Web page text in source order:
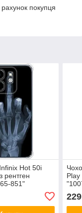
покупця
Hot 50i
рентген
851"
Play
229